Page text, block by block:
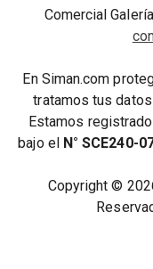
Comercial
En Siman.com
tratamos tus
Estamos
bajo el N° SCE240-
Copyright ©